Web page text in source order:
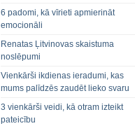
6 padomi, kā vīrieti apmierināt
emocionāli
Renatas Ļitvinovas skaistuma
noslēpumi
Vienkārši ikdienas ieradumi, kas
mums palīdzēs zaudēt lieko svaru
3 vienkārši veidi, kā otram izteikt
pateicību